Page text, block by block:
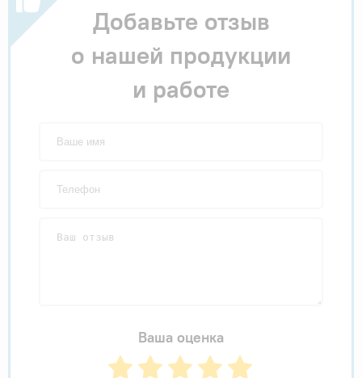
Добавьте отзыв
о нашей продукции
и работе
Ваша оценка